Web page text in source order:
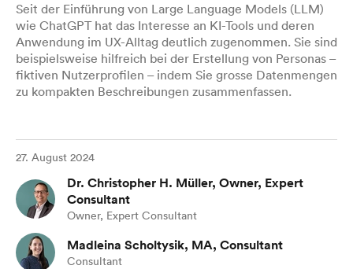
Seit der Einführung von Large Language Models (LLM)
wie ChatGPT hat das Interesse an KI-Tools und deren
Anwendung im UX-Alltag deutlich zugenommen. Sie sind
beispielsweise hilfreich bei der Erstellung von Personas –
fiktiven Nutzerprofilen – indem Sie grosse Datenmengen
zu kompakten Beschreibungen zusammenfassen.
27. August 2024
Dr. Christopher H. Müller, Owner, Expert
Consultant
Owner, Expert Consultant
Madleina Scholtysik, MA, Consultant
Consultant